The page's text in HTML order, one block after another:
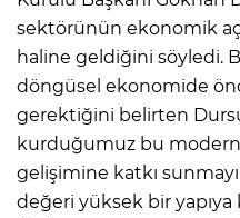
sektörünün ekonomik
haline geldiğini söyledi.
döngüsel ekonomide
gerektiğini belirten
kurduğumuz bu
gelişimine katkı
değeri yüksek bir